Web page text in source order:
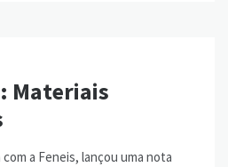
Materiais
a Feneis, lançou uma nota